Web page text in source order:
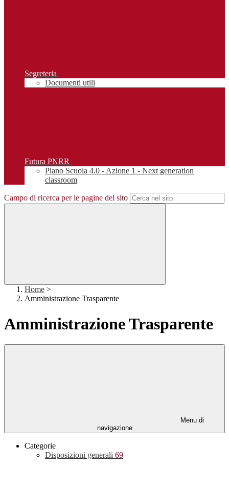
Segreteria
Documenti utili
Futura PNRR
Piano Scuola 4.0 - Azione 1 - Next generation
classroom
Campo di ricerca per le pagine del sito
Home >
Amministrazione Trasparente
Amministrazione Trasparente
Menu di
navigazione
Categorie
Disposizioni generali 69